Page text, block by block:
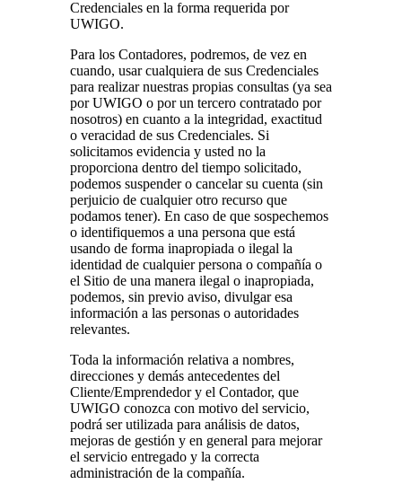
Credenciales en la forma requerida por
UWIGO.
Para los Contadores, podremos, de vez en
cuando, usar cualquiera de sus Credenciales
para realizar nuestras propias consultas (ya sea
por UWIGO o por un tercero contratado por
nosotros) en cuanto a la integridad, exactitud
o veracidad de sus Credenciales. Si
solicitamos evidencia y usted no la
proporciona dentro del tiempo solicitado,
podemos suspender o cancelar su cuenta (sin
perjuicio de cualquier otro recurso que
podamos tener). En caso de que sospechemos
o identifiquemos a una persona que está
usando de forma inapropiada o ilegal la
identidad de cualquier persona o compañía o
el Sitio de una manera ilegal o inapropiada,
podemos, sin previo aviso, divulgar esa
información a las personas o autoridades
relevantes.
Toda la información relativa a nombres,
direcciones y demás antecedentes del
Cliente/Emprendedor y el Contador, que
UWIGO conozca con motivo del servicio,
podrá ser utilizada para análisis de datos,
mejoras de gestión y en general para mejorar
el servicio entregado y la correcta
administración de la compañía.